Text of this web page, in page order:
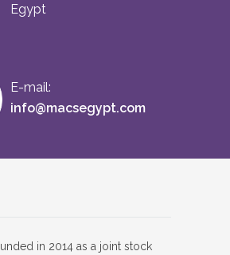
Egypt
E-mail:
info@macsegypt.com
in 2014 as a joint stock